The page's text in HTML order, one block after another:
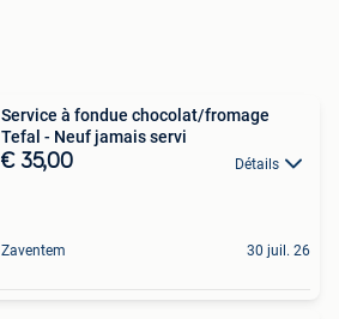
Service à fondue chocolat/fromage
Tefal - Neuf jamais servi
€ 35,00 Détails
Zaventem 30 juil. 26